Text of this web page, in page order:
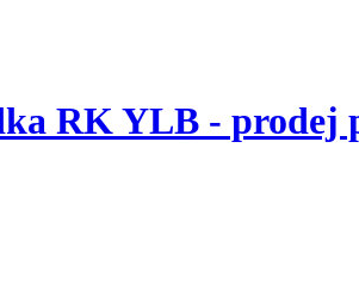
RK YLB - prodej